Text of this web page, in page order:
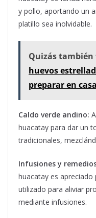
y pollo, aportando un
platillo sea inolvidable.
Quizás también
huevos
preparar en casa
Caldo verde andino:
huacatay para dar un
tradicionales,
Infusiones y
huacatay es apreciado
utilizado para aliviar
mediante infusiones.